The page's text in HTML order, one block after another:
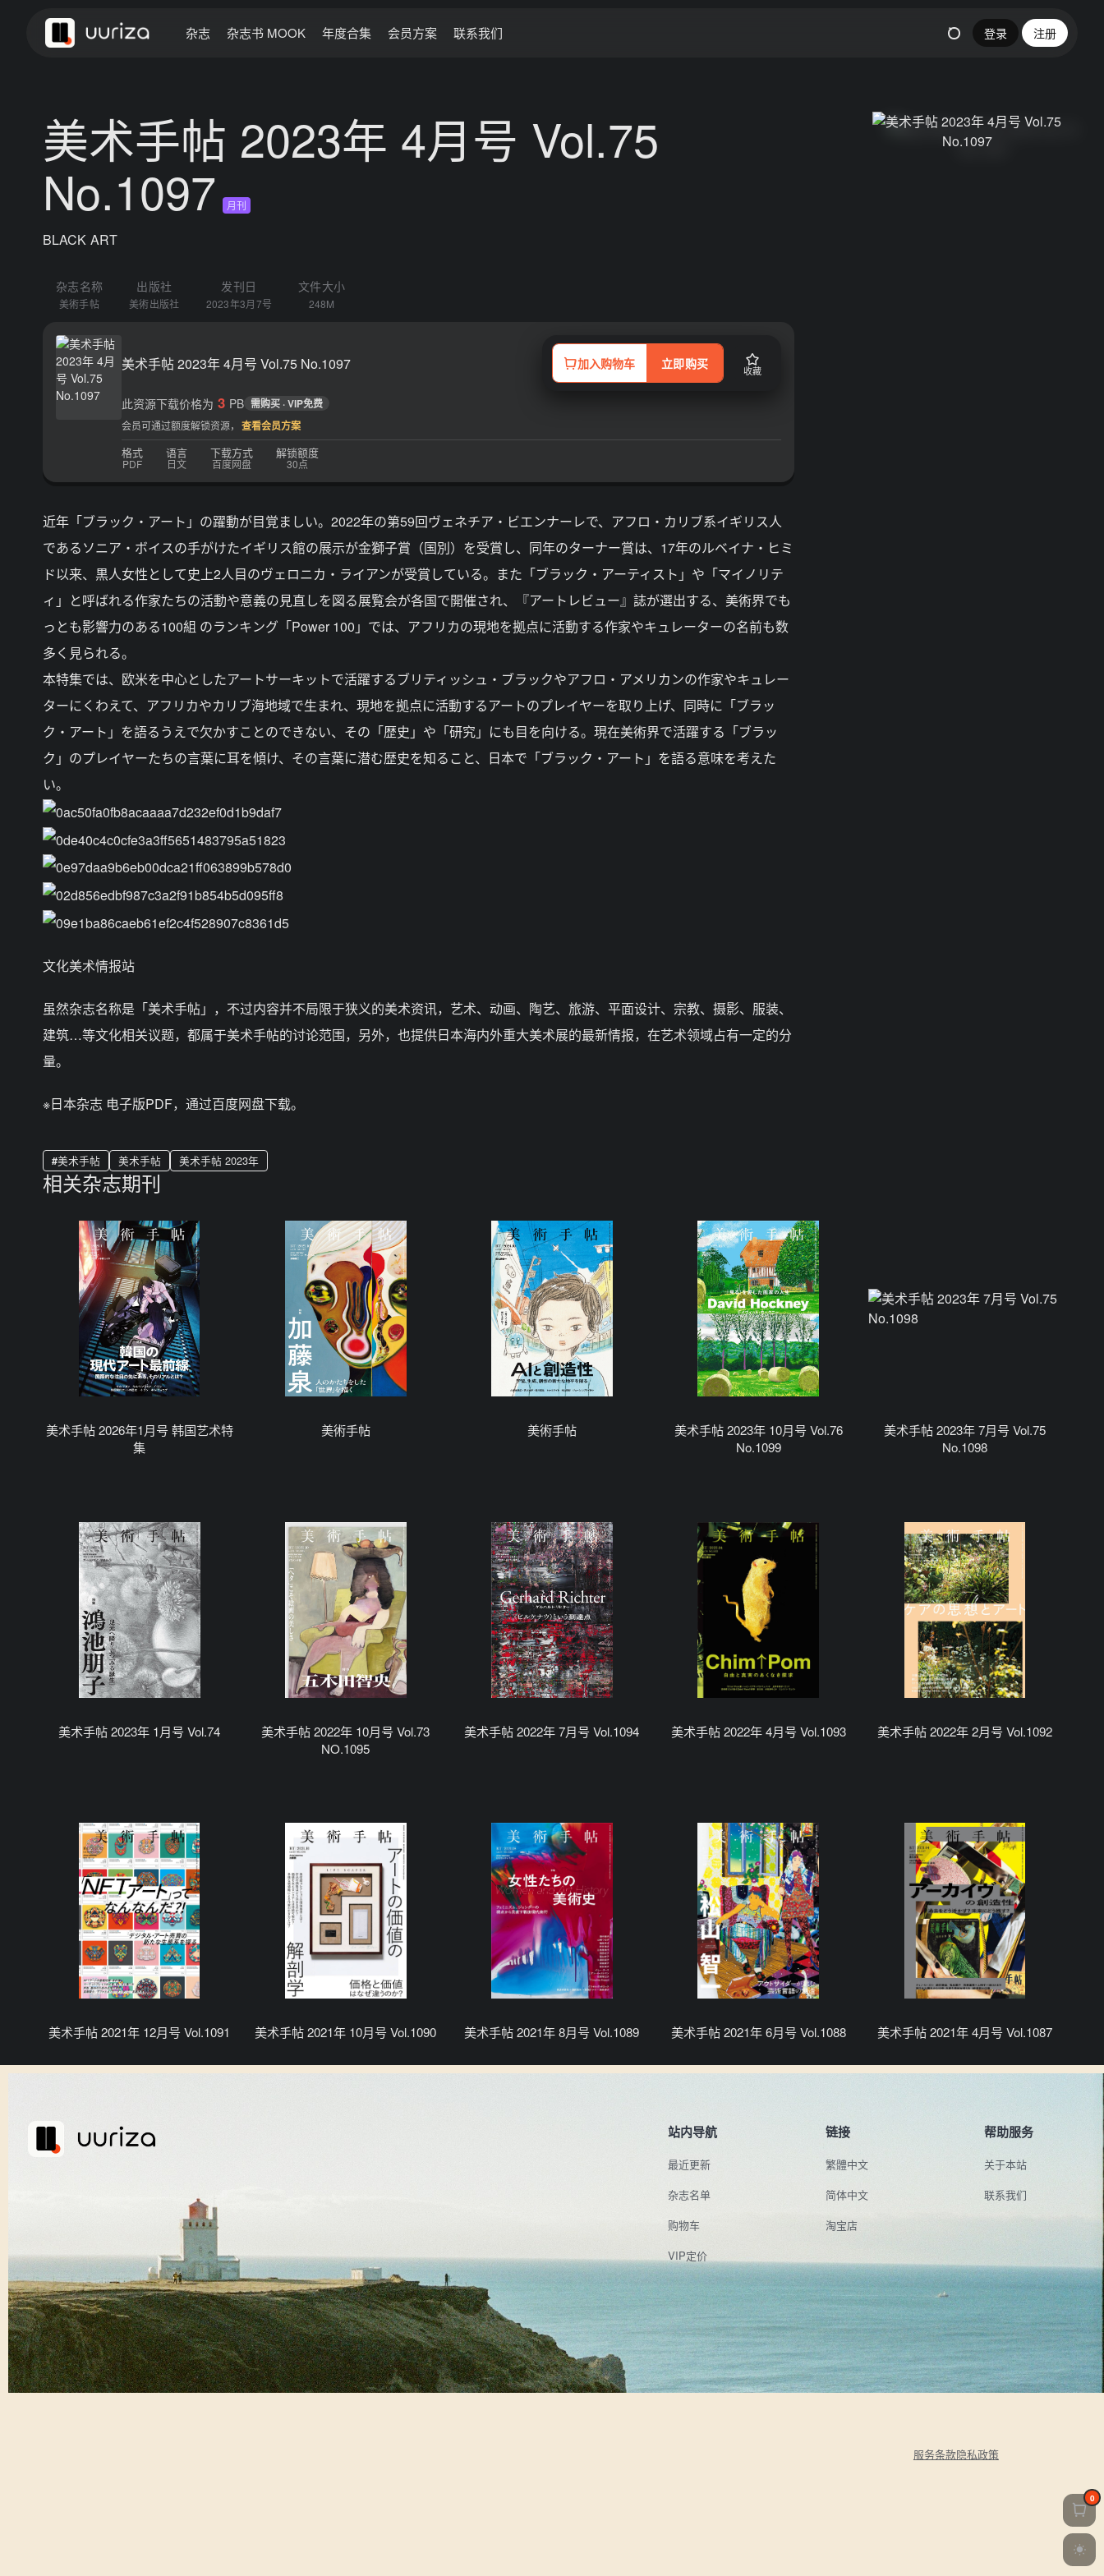
杂志 杂志书 MOOK 年度合集 会员方案 联系我们 登录 注册
美术手帖 2023年 4月号 Vol.75
No.1097
月刊
BLACK ART
杂志名称
美術手帖
出版社
美術出版社
发刊日
2023年3月7号
文件大小
248M
美术手帖 2023年 4月号 Vol.75 No.1097 加入购物车 立即购买 收藏
此资源下载价格为 3 PB 需购买 · VIP免费
会员可通过额度解锁资源， 查看会员方案
格式
PDF
语言
日文
下载方式
百度网盘
解锁额度
30点
近年「ブラック・アート」の躍動が目覚ましい。2022年の第59回ヴェネチア・ビエンナーレで、アフロ・カリブ系イギリス人
であるソニア・ボイスの手がけたイギリス館の展示が金獅子賞（国別）を受賞し、同年のターナー賞は、17年のルベイナ・ヒミ
ド以来、黒人女性として史上2人目のヴェロニカ・ライアンが受賞している。また「ブラック・アーティスト」や「マイノリテ
ィ」と呼ばれる作家たちの活動や意義の見直しを図る展覧会が各国で開催され、『アートレビュー』誌が選出する、美術界でも
っとも影響力のある100組 のランキング「Power 100」では、アフリカの現地を拠点に活動する作家やキュレーターの名前も数
多く見られる。
本特集では、欧米を中心としたアートサーキットで活躍するブリティッシュ・ブラックやアフロ・アメリカンの作家やキュレー
ターにくわえて、アフリカやカリブ海地域で生まれ、現地を拠点に活動するアートのプレイヤーを取り上げ、同時に「ブラッ
ク・アート」を語るうえで欠かすことのできない、その「歴史」や「研究」にも目を向ける。現在美術界で活躍する「ブラッ
ク」のプレイヤーたちの言葉に耳を傾け、その言葉に潜む歴史を知ること、日本で「ブラック・アート」を語る意味を考えた
い。
文化美术情报站
虽然杂志名称是「美术手帖」，不过内容并不局限于狭义的美术资讯，艺术、动画、陶艺、旅游、平面设计、宗教、摄影、服装、
建筑…等文化相关议题，都属于美术手帖的讨论范围，另外，也提供日本海内外重大美术展的最新情报，在艺术领域占有一定的分
量。
※日本杂志 电子版PDF，通过百度网盘下载。
美术手帖 美术手帖 美术手帖 2023年
相关杂志期刊
美术手帖 2026年1月号 韩国艺术特
集
美術手帖 美術手帖
美术手帖 2023年 10月号 Vol.76
No.1099
美术手帖 2023年 7月号 Vol.75
No.1098
美术手帖 2023年 1月号 Vol.74
美术手帖 2022年 10月号 Vol.73
NO.1095
美术手帖 2022年 7月号 Vol.1094 美术手帖 2022年 4月号 Vol.1093 美术手帖 2022年 2月号 Vol.1092
美术手帖 2021年 12月号 Vol.1091 美术手帖 2021年 10月号 Vol.1090 美术手帖 2021年 8月号 Vol.1089 美术手帖 2021年 6月号 Vol.1088 美术手帖 2021年 4月号 Vol.1087
站内导航
最近更新
杂志名单
购物车
VIP定价
链接
繁體中文
简体中文
淘宝店
帮助服务
关于本站
联系我们
服务条款隐私政策
0